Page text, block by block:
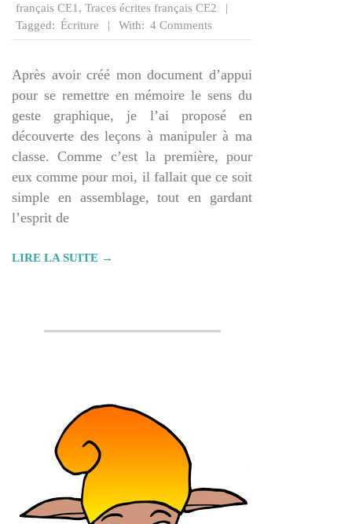
12
français CE1 , Traces écrites français CE2
Tagged: Écriture With: 4 Comments
Après avoir créé mon document d’appui
pour se remettre en mémoire le sens du
geste graphique, je l’ai proposé en
découverte des leçons à manipuler à ma
classe. Comme c’est la première, pour
eux comme pour moi, il fallait que ce soit
simple en assemblage, tout en gardant
l’esprit de
LIRE LA SUITE →